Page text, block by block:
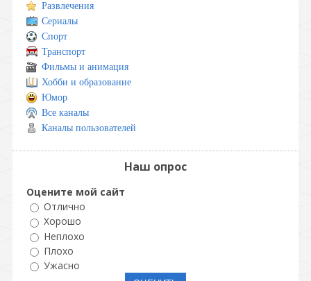
Развлечения
Сериалы
Спорт
Транспорт
Фильмы и анимация
Хобби и образование
Юмор
Все каналы
Каналы пользователей
Наш опрос
Оцените мой сайт
Отлично
Хорошо
Неплохо
Плохо
Ужасно